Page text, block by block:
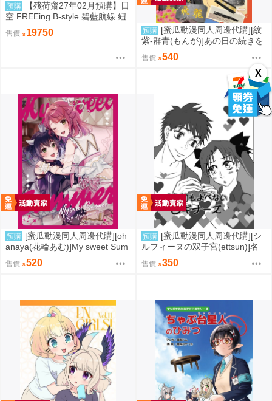
X
預購
【殘荷齋27年02月預購】日
空 FREEing B-style 碧藍航線 紐
澤西 新澤西 宿舍計劃Ver 1/3
售價 19750 預購 [蜜瓜動漫同人周邊代購][紋
紫-群青(もんが)]あの日の続きを
佐世保で～東山公園海軍墓地～
(同人誌)
售價 540
預購 [蜜瓜動漫同人周邊代購][oh
anaya(花輪あむ)]My sweet Sum
mer【特典付】(LoveLive虹ヶ咲
学園スクールアイドル同好会)(同
售價 520
預購 [蜜瓜動漫同人周邊代購][シ
ルフィーヌの双子宮(ettsun)]名
前もよべないビギナーズ【特典
付】(FGO/stay night)(同人誌)
售價 350